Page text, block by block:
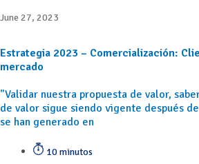
June 27, 2023
Estrategia 2023 – Comercialización:
mercado
"Validar nuestra propuesta de valor,
de valor sigue siendo vigente después
se han generado en
10 minutos